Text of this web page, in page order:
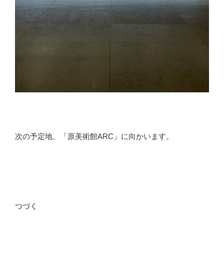
次の予定地、「原美術館ARC」に向かいます。
つづく